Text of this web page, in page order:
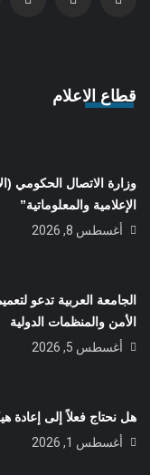
قطاع الاعلام
وزارة الاتصال الحكومي
الإعلامية والمعلوماتية”
أغسطس 8, 2026
الجامعة العربية تدعو
الأمن والمنظمات الدولية
أغسطس 5, 2026
هل نحتاج فعلاً إلى إعادة
أغسطس 1, 2026